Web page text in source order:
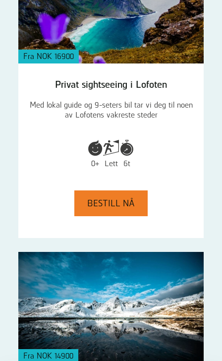
Fra NOK 16900
Privat sightseeing i Lofoten
Med lokal guide og 9-seters bil tar vi deg til noen
av Lofotens vakreste steder
0+ Lett 6t
BESTILL NÅ
Fra NOK 14900